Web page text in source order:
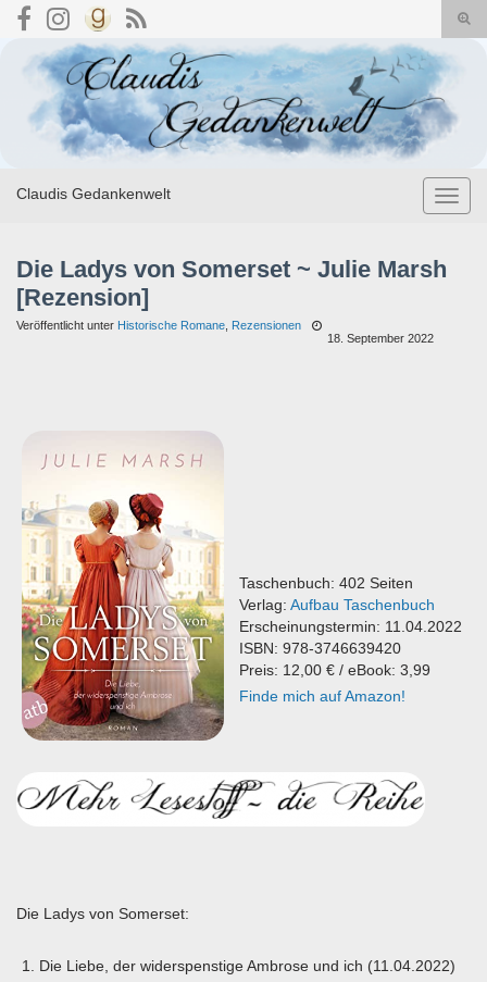
Search for:
Claudis Gedankenwelt
Die Ladys von Somerset ~ Julie Marsh
[Rezension]
Veröffentlicht unter Historische Romane Rezensionen
18. September 2022
Taschenbuch: 402 Seiten
Verlag: Aufbau Taschenbuch
Erscheinungstermin: 11.04.2022
ISBN: 978-3746639420
Preis: 12,00 € / eBook: 3,99
Finde mich auf Amazon!
Die Ladys von Somerset:
Die Liebe, der widerspenstige Ambrose und ich (11.04.2022)